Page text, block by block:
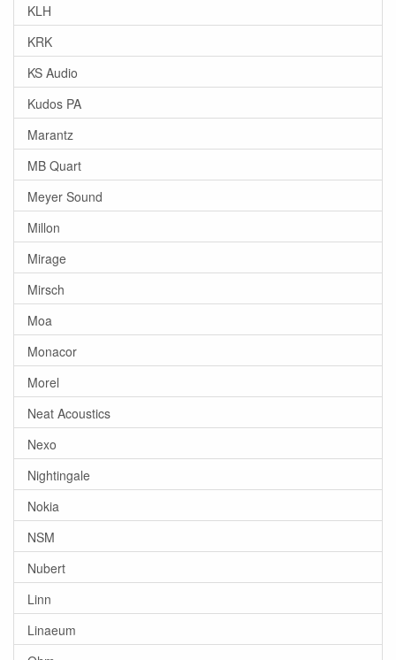
KLH
KRK
KS Audio
Kudos PA
Marantz
MB Quart
Meyer Sound
Millon
Mirage
Mirsch
Moa
Monacor
Morel
Neat Acoustics
Nexo
Nightingale
Nokia
NSM
Nubert
Linn
Linaeum